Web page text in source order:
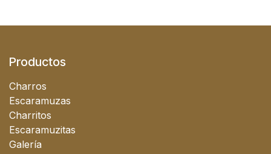
Productos
Charros
Escaramuzas
Charritos
Escaramuzitas
Galería